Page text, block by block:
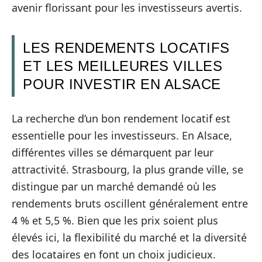
avenir florissant pour les investisseurs avertis.
LES RENDEMENTS LOCATIFS
ET LES MEILLEURES VILLES
POUR INVESTIR EN ALSACE
La recherche d’un bon rendement locatif est
essentielle pour les investisseurs. En Alsace,
différentes villes se démarquent par leur
attractivité. Strasbourg, la plus grande ville, se
distingue par un marché demandé où les
rendements bruts oscillent généralement entre
4 % et 5,5 %. Bien que les prix soient plus
élevés ici, la flexibilité du marché et la diversité
des locataires en font un choix judicieux.